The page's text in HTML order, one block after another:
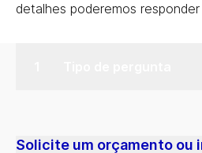
detalhes poderemos
Solicite um orçamento ou